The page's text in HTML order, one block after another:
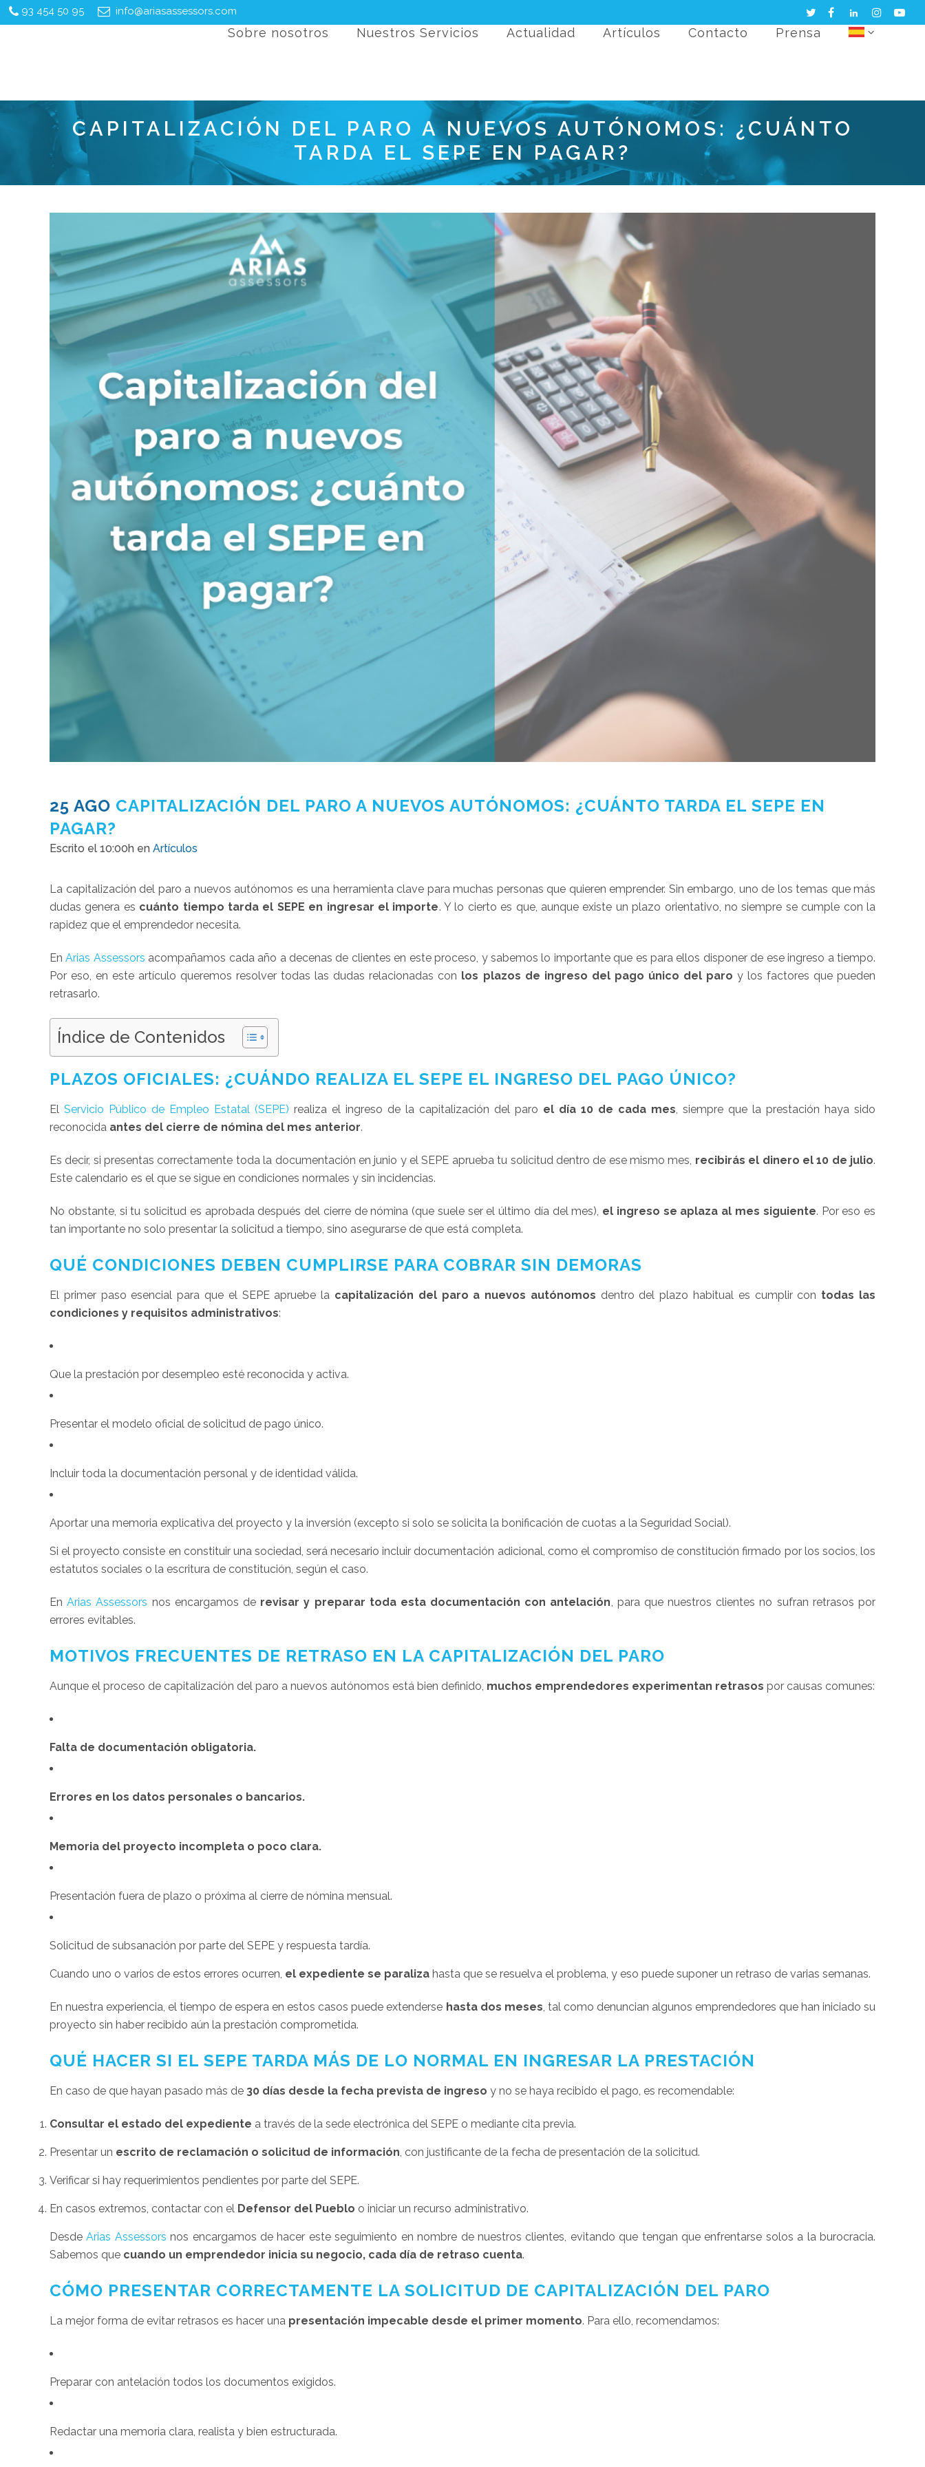
93 454 50 95 info@ariasassessors.com
Sobre nosotros Nuestros Servicios Actualidad Artículos Contacto Prensa
CAPITALIZACIÓN DEL PARO A NUEVOS AUTÓNOMOS: ¿CUÁNTO
TARDA EL SEPE EN PAGAR?
25 AGO CAPITALIZACIÓN DEL PARO A NUEVOS AUTÓNOMOS: ¿CUÁNTO TARDA EL SEPE EN
PAGAR?
Escrito el 10:00h en Artículos
La capitalización del paro a nuevos autónomos es una herramienta clave para muchas personas que quieren emprender. Sin embargo, uno de los temas que más
dudas genera es cuánto tiempo tarda el SEPE en ingresar el importe. Y lo cierto es que, aunque existe un plazo orientativo, no siempre se cumple con la
rapidez que el emprendedor necesita.
En Arias Assessors acompañamos cada año a decenas de clientes en este proceso, y sabemos lo importante que es para ellos disponer de ese ingreso a tiempo.
Por eso, en este artículo queremos resolver todas las dudas relacionadas con los plazos de ingreso del pago único del paro y los factores que pueden
retrasarlo.
Índice de Contenidos
PLAZOS OFICIALES: ¿CUÁNDO REALIZA EL SEPE EL INGRESO DEL PAGO ÚNICO?
El Servicio Público de Empleo Estatal (SEPE) realiza el ingreso de la capitalización del paro el día 10 de cada mes , siempre que la prestación haya sido
reconocida antes del cierre de nómina del mes anterior.
Es decir, si presentas correctamente toda la documentación en junio y el SEPE aprueba tu solicitud dentro de ese mismo mes, recibirás el dinero el 10 de julio.
Este calendario es el que se sigue en condiciones normales y sin incidencias.
No obstante, si tu solicitud es aprobada después del cierre de nómina (que suele ser el último día del mes), el ingreso se aplaza al mes siguiente. Por eso es
tan importante no solo presentar la solicitud a tiempo, sino asegurarse de que está completa.
QUÉ CONDICIONES DEBEN CUMPLIRSE PARA COBRAR SIN DEMORAS
El primer paso esencial para que el SEPE apruebe la capitalización del paro a nuevos autónomos dentro del plazo habitual es cumplir con todas las
condiciones y requisitos administrativos:
Que la prestación por desempleo esté reconocida y activa.
Presentar el modelo oficial de solicitud de pago único.
Incluir toda la documentación personal y de identidad válida.
Aportar una memoria explicativa del proyecto y la inversión (excepto si solo se solicita la bonificación de cuotas a la Seguridad Social).
Si el proyecto consiste en constituir una sociedad, será necesario incluir documentación adicional, como el compromiso de constitución firmado por los socios, los
estatutos sociales o la escritura de constitución, según el caso.
En Arias Assessors nos encargamos de revisar y preparar toda esta documentación con antelación , para que nuestros clientes no sufran retrasos por
errores evitables.
MOTIVOS FRECUENTES DE RETRASO EN LA CAPITALIZACIÓN DEL PARO
Aunque el proceso de capitalización del paro a nuevos autónomos está bien definido, muchos emprendedores experimentan retrasos por causas comunes:
Falta de documentación obligatoria.
Errores en los datos personales o bancarios.
Memoria del proyecto incompleta o poco clara.
Presentación fuera de plazo o próxima al cierre de nómina mensual.
Solicitud de subsanación por parte del SEPE y respuesta tardía.
Cuando uno o varios de estos errores ocurren, el expediente se paraliza hasta que se resuelva el problema, y eso puede suponer un retraso de varias semanas.
En nuestra experiencia, el tiempo de espera en estos casos puede extenderse hasta dos meses , tal como denuncian algunos emprendedores que han iniciado su
proyecto sin haber recibido aún la prestación comprometida.
QUÉ HACER SI EL SEPE TARDA MÁS DE LO NORMAL EN INGRESAR LA PRESTACIÓN
En caso de que hayan pasado más de 30 días desde la fecha prevista de ingreso y no se haya recibido el pago, es recomendable:
Consultar el estado del expediente a través de la sede electrónica del SEPE o mediante cita previa.
Presentar un escrito de reclamación o solicitud de información , con justificante de la fecha de presentación de la solicitud.
Verificar si hay requerimientos pendientes por parte del SEPE.
En casos extremos, contactar con el Defensor del Pueblo o iniciar un recurso administrativo.
DesdeArias Assessors nos encargamos de hacer este seguimiento en nombre de nuestros clientes, evitando que tengan que enfrentarse solos a la burocracia.
Sabemos que cuando un emprendedor inicia su negocio, cada día de retraso cuenta.
CÓMO PRESENTAR CORRECTAMENTE LA SOLICITUD DE CAPITALIZACIÓN DEL PARO
La mejor forma de evitar retrasos es hacer una presentación impecable desde el primer momento. Para ello, recomendamos:
Preparar con antelación todos los documentos exigidos.
Redactar una memoria clara, realista y bien estructurada.